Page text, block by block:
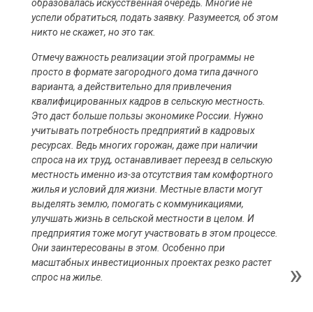
образовалась искусственная очередь. Многие не
успели обратиться, подать заявку. Разумеется, об этом
никто не скажет, но это так.
Отмечу важность реализации этой программы не
просто в формате загородного дома типа дачного
варианта, а действительно для привлечения
квалифицированных кадров в сельскую местность.
Это даст больше пользы экономике России. Нужно
учитывать потребность предприятий в кадровых
ресурсах. Ведь многих горожан, даже при наличии
спроса на их труд, останавливает переезд в сельскую
местность именно из-за отсутствия там комфортного
жилья и условий для жизни. Местные власти могут
выделять землю, помогать с коммуникациями,
улучшать жизнь в сельской местности в целом. И
предприятия тоже могут участвовать в этом процессе.
Они заинтересованы в этом. Особенно при
масштабных инвестиционных проектах резко растет
спрос на жилье.